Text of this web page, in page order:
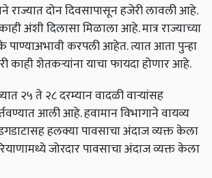
राज्यात दोन दिवसापासून हजेरी लावली आहे.
अंशी दिलासा मिळाला आहे. मात्र राज्याच्या
पाण्याअभावी करपली आहेत. त्यात आता पुन्हा
काही शेतकऱ्यांना याचा फायदा होणार आहे.
२५ ते २८ दरम्यान वादळी वाऱ्यांसह
आली आहे. हवामान विभागाने वायव्य
हलक्या पावसाचा अंदाज व्यक्त केला
जोरदार पावसाचा अंदाज व्यक्त केला